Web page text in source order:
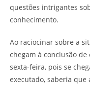
questões intrigantes
conhecimento.
Ao raciocinar sobre a
chegam à conclusão
sexta-feira, pois se
executado, saberia que